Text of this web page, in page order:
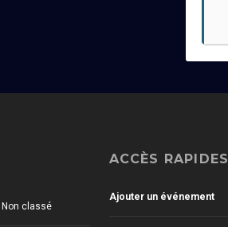
,Non classé
ACCÈS RAPIDES
Ajouter un événement